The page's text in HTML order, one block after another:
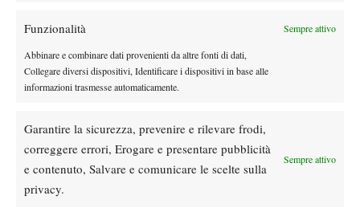
Funzionalità Sempre attivo
Abbinare e combinare dati provenienti da altre fonti di dati,
Collegare diversi dispositivi, Identificare i dispositivi in base alle
informazioni trasmesse automaticamente.
Garantire la sicurezza, prevenire e rilevare frodi,
correggere errori, Erogare e presentare pubblicità
e contenuto, Salvare e comunicare le scelte sulla
privacy.
Sempre attivo
spegnendosi e, nonostante una reazione d’orgoglio che le ha
dato una palla del rientro e della parità sul 5-5 nel secondo set, la
Allertova si è arresa 6-3 6-4. Siamo riusciti quindi a scambiare
quattro parole contro la vincitrice, che domani affronta la
Credo che il mio livello sia vicino a quello del 2013
stagione migliore, soprattutto quello mostrato ieri contro la
Wozniacki,” ha esordito dicendo la Flipkens. “
A causa
dell’infortunio il mio ranking non è quello che dovrebbe essere e